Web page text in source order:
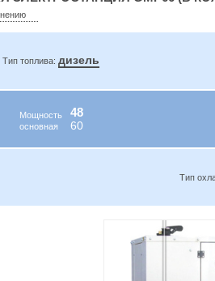
Тип топлива: дизель
Мощность
основная
48
60
Тип